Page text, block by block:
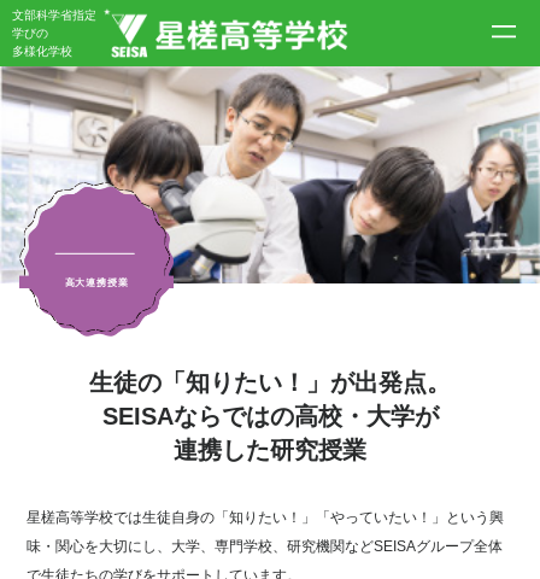
文部科学省指定
学びの
多様化学校
高大連携授業
生徒の「知りたい！」が出発点。
SEISAならではの高校・大学が
連携した研究授業
星槎高等学校では生徒自身の「知りたい！」「やっていたい！」という興
味・関心を大切にし、大学、専門学校、研究機関などSEISAグループ全体
で生徒たちの学びをサポートしています。